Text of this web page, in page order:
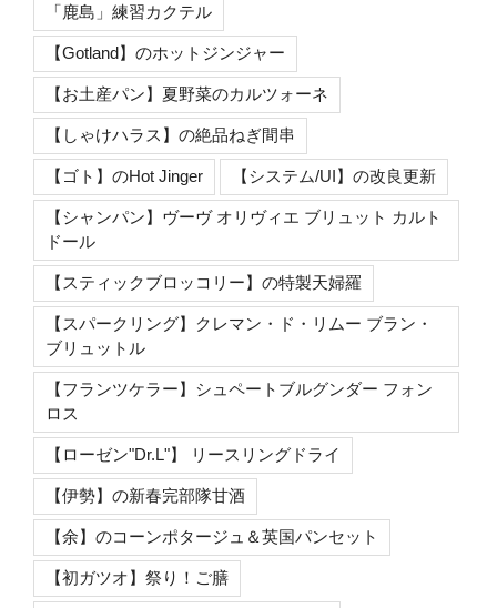
「鹿島」練習カクテル
【Gotland】のホットジンジャー
【お土産パン】夏野菜のカルツォーネ
【しゃけハラス】の絶品ねぎ間串
【ゴト】のHot Jinger 【システム/UI】の改良更新
【シャンパン】ヴーヴ オリヴィエ ブリュット カルト
ドール
【スティックブロッコリー】の特製天婦羅
【スパークリング】クレマン・ド・リムー ブラン・
ブリュットル
【フランツケラー】シュペートブルグンダー フォン
ロス
【ローゼン"Dr.L"】 リースリングドライ
【伊勢】の新春完部隊甘酒
【余】のコーンポタージュ＆英国パンセット
【初ガツオ】祭り！ご膳